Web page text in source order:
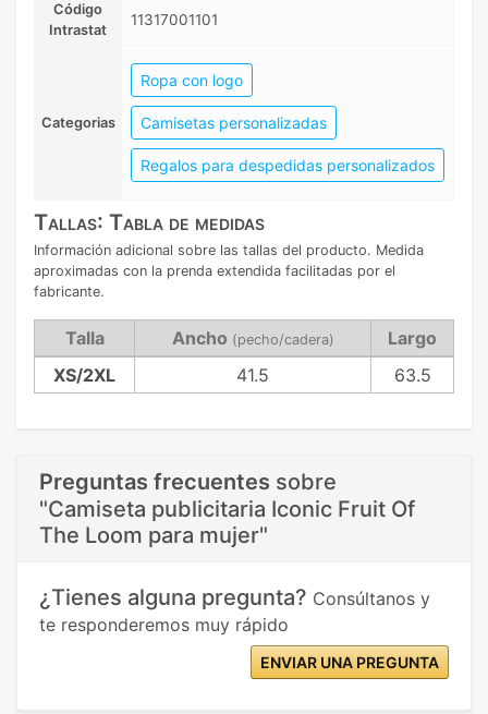
Código
Intrastat
11317001101
Categorias
Ropa con logo
Camisetas personalizadas
Regalos para despedidas personalizados
Tallas: Tabla de medidas
Información adicional sobre las tallas del producto. Medida
aproximadas con la prenda extendida facilitadas por el
fabricante.
Talla Ancho (pecho/cadera)
Largo
XS/2XL
41.5 63.5
Preguntas frecuentes sobre
"Camiseta publicitaria Iconic Fruit Of
The Loom para mujer"
¿Tienes alguna pregunta? Consúltanos y
te responderemos muy rápido
ENVIAR UNA PREGUNTA